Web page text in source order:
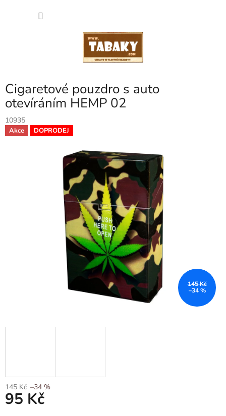
Cigaretové pouzdro s auto
otevíráním HEMP 02
10935
Akce DOPRODEJ
145 Kč
–34 %
145 Kč –34 %
95 Kč